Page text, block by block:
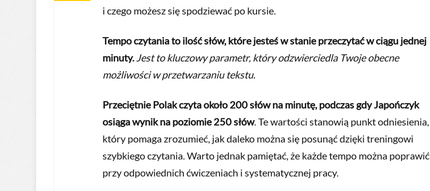
i czego możesz się spodziewać po kursie.
Tempo czytania to ilość słów, które jesteś w stanie przeczytać w ciągu jednej
minuty. Jest to kluczowy parametr, który odzwierciedla Twoje obecne
możliwości w przetwarzaniu tekstu.
Przeciętnie Polak czyta około 200 słów na minutę, podczas gdy Japończyk
osiąga wynik na poziomie 250 słów. Te wartości stanowią punkt odniesienia,
który pomaga zrozumieć, jak daleko można się posunąć dzięki treningowi
szybkiego czytania. Warto jednak pamiętać, że każde tempo można poprawić
przy odpowiednich ćwiczeniach i systematycznej pracy.